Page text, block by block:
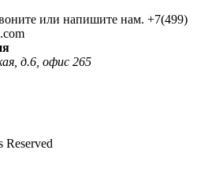
или напишите нам. +7(499)
д.6, офис 265
Reserved